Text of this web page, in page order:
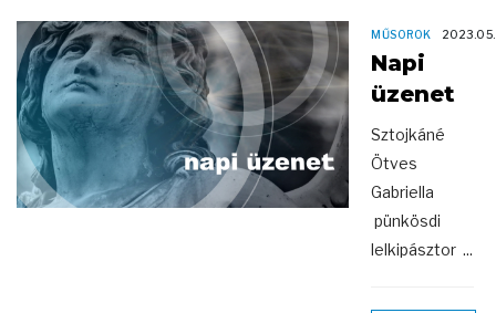
MŰSOROK
Napi
üzenet
Sztojkáné
Ötves
Gabriella
pünkösdi
lelkipásztor ...